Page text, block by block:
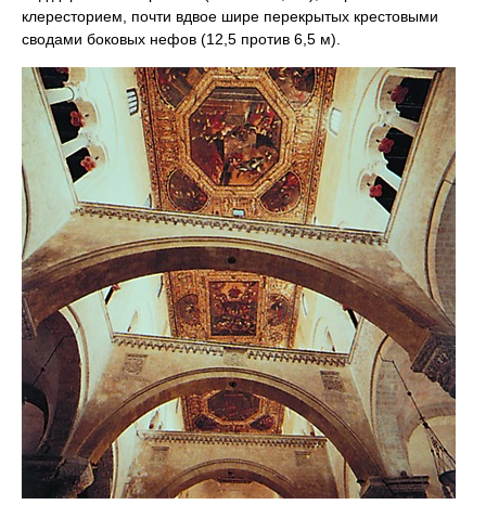
клересторием, почти вдвое шире перекрытых крестовыми
сводами боковых нефов (12,5 против 6,5 м).